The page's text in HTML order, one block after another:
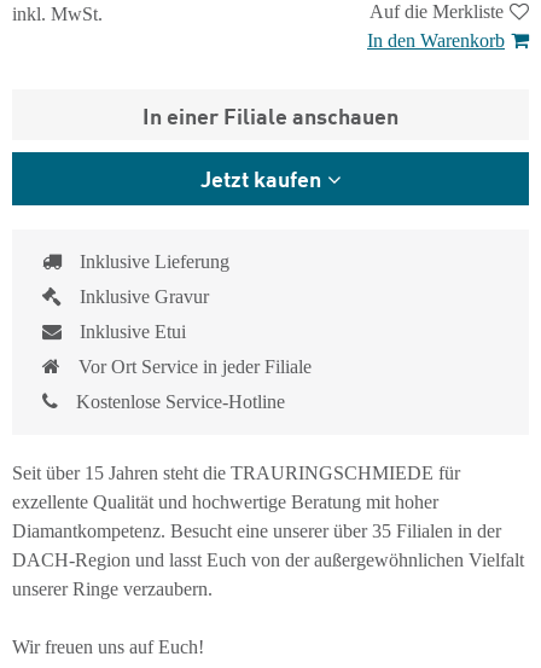
inkl. MwSt.
Auf die Merkliste
In den Warenkorb
In einer Filiale anschauen
Jetzt kaufen
Inklusive Lieferung
Inklusive Gravur
Inklusive Etui
Vor Ort Service in jeder Filiale
Kostenlose Service-Hotline
Seit über 15 Jahren steht die TRAURINGSCHMIEDE für
exzellente Qualität und hochwertige Beratung mit hoher
Diamantkompetenz. Besucht eine unserer über 35 Filialen in der
DACH-Region und lasst Euch von der außergewöhnlichen Vielfalt
unserer Ringe verzaubern.
Wir freuen uns auf Euch!